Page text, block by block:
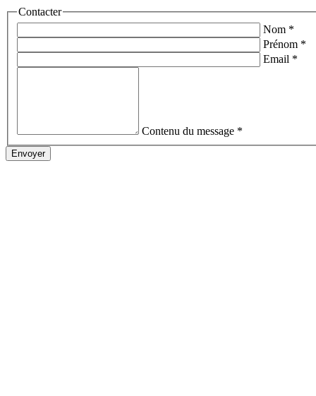
Contacter
Nom *
Prénom *
Email *
Contenu du message *
Envoyer